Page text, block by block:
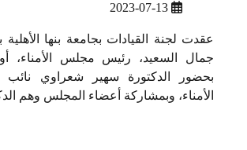
2023-07-13
عقدت لجنة القيادات بجامعة بنها الأهلية
جمال السعيد، رئيس مجلس الأمناء،
بحضور الدكتورة سهير شعراوي
الأمناء، وبمشاركة أعضاء المجلس وهم